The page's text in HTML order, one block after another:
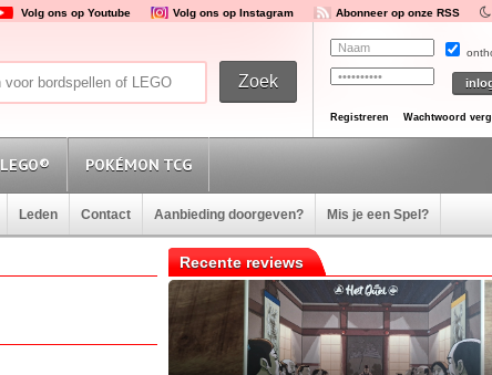
Volg ons op Youtube Volg ons op Instagram Abonneer op onze RSS
Registreren Wachtwoord
LEGO® POKÉMON TCG
Leden Contact Aanbieding doorgeven? Mis je een Spel?
Recente reviews